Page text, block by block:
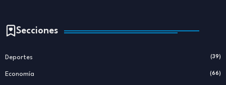
Secciones
Deportes (39)
Economía (66)